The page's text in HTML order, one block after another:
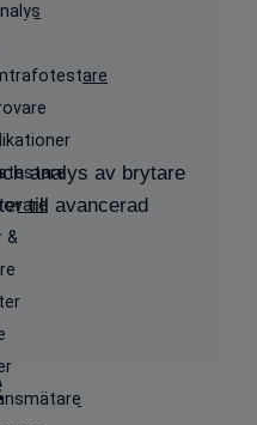
&
analys av brytare
till avancerad